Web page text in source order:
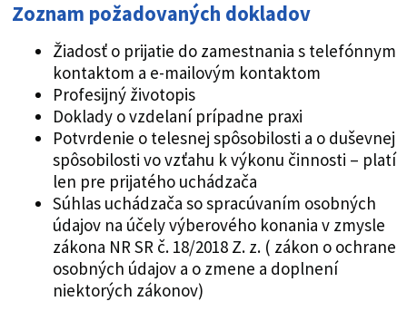
Zoznam požadovaných dokladov
Žiadosť o prijatie do zamestnania s telefónnym
kontaktom a e-mailovým kontaktom
Profesijný životopis
Doklady o vzdelaní prípadne praxi
Potvrdenie o telesnej spôsobilosti a o duševnej
spôsobilosti vo vzťahu k výkonu činnosti – platí
len pre prijatého uchádzača
Súhlas uchádzača so spracúvaním osobných
údajov na účely výberového konania v zmysle
zákona NR SR č. 18/2018 Z. z. ( zákon o ochrane
osobných údajov a o zmene a doplnení
niektorých zákonov)